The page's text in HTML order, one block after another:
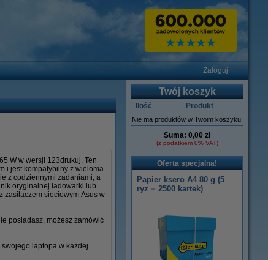
Zaloguj
W w wersji 123drukuj. Ten
i jest kompatybilny z wieloma
z codziennymi zadaniami, a
oryginalnej ładowarki lub
zasilaczem sieciowym Asus w
posiadasz, możesz zamówić
laptopa w każdej
Twój koszyk
Ilość Produkt
Nie ma produktów w Twoim koszyku.
Suma: 0,00 zł
(z podatkiem 0% VAT)
Oferta specjalna!
Papier ksero A4 80 g (5
ryz = 2500 kartek)